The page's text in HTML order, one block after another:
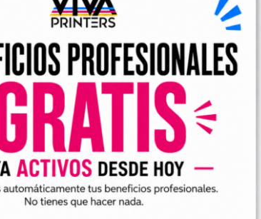
y sencilla.
digitales preparados para incorporar a
de impresión DTF o UV DTF.
camisetas, sudaderas, tote bags, ropa
impresiones y ayudarte a crear nuevas
necesidades, preparar el archivo en tu